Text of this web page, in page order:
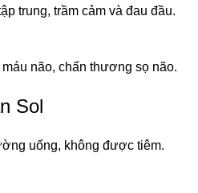
trung, trầm cảm và đau đầu.
não, chấn thương sọ não.
Sol
uống, không được tiêm.